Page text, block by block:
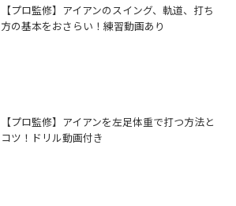
【プロ監修】アイアンのスイング、軌道、打ち
方の基本をおさらい！練習動画あり
【プロ監修】アイアンを左足体重で打つ方法と
コツ！ドリル動画付き